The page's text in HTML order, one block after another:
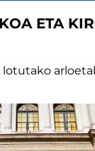
ETA
lotutako